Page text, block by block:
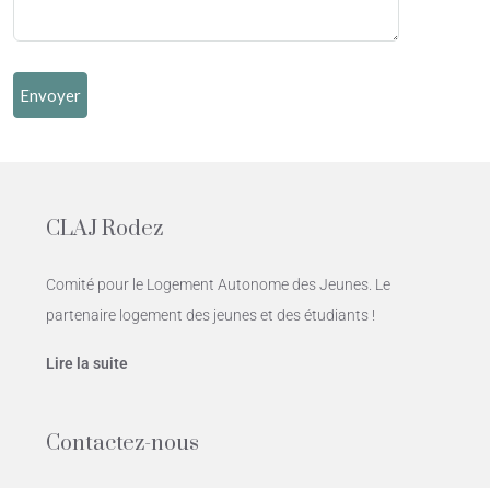
CLAJ Rodez
Comité pour le Logement Autonome des Jeunes. Le
partenaire logement des jeunes et des étudiants !
Lire la suite
Contactez-nous